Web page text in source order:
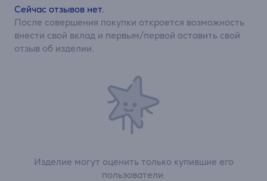
Изделие могут оценить только купившие его
пользователи.
Сейчас отзывов нет.
После совершения покупки откроется возможность
внести свой вклад и первым/первой оставить свой
отзыв об изделии.